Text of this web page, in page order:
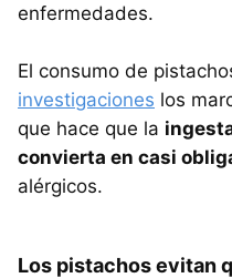
enfermedades.
El consumo de
investigaciones los
que hace que la
convierta en casi
alérgicos.
Los pistachos evitan